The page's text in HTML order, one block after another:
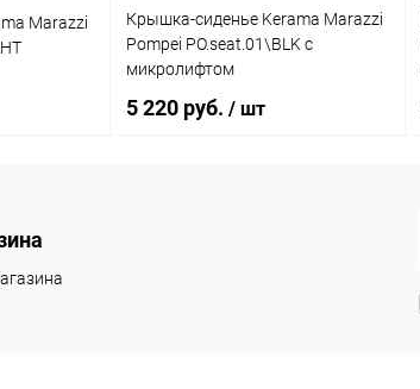
Marazzi
Крышка-сиденье Kerama Marazzi
Pompei PO.seat.01\BLK с
микролифтом
5 220 руб. / шт